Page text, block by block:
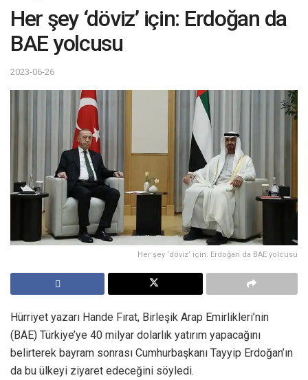
Her şey ‘döviz’ için: Erdoğan da
BAE yolcusu
2023-06-26
Her şey ‘döviz’ için: Erdoğan da BAE yolcusu
Hürriyet yazarı Hande Fırat, Birleşik Arap Emirlikleri’nin
(BAE) Türkiye’ye 40 milyar dolarlık yatırım yapacağını
belirterek bayram sonrası Cumhurbaşkanı Tayyip Erdoğan’ın
da bu ülkeyi ziyaret edeceğini söyledi.